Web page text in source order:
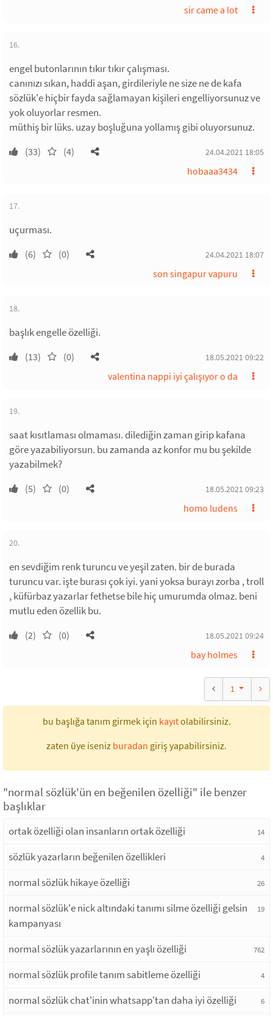
sir came a lot
16.
engel butonlarının tıkır tıkır çalışması.
canınızı sıkan, haddi aşan, girdileriyle ne size ne de kafa
sözlük'e hiçbir fayda sağlamayan kişileri engelliyorsunuz ve
yok oluyorlar resmen.
müthiş bir lüks. uzay boşluğuna yollamış gibi oluyorsunuz.
(33) (4) 24.04.2021 18:05
hobaaa3434
17.
uçurması.
(6) (0) 24.04.2021 18:07
son singapur vapuru
18.
başlık engelle özelliği.
(13) (0) 18.05.2021 09:22
valentina nappi iyi çalışıyor o da
19.
saat kısıtlaması olmaması. dilediğin zaman girip kafana
göre yazabiliyorsun. bu zamanda az konfor mu bu şekilde
yazabilmek?
(5) (0) 18.05.2021 09:23
homo ludens
20.
en sevdiğim renk turuncu ve yeşil zaten. bir de burada
turuncu var. işte burası çok iyi. yani yoksa burayı zorba , troll
, küfürbaz yazarlar fethetse bile hiç umurumda olmaz. beni
mutlu eden özellik bu.
(2) (0) 18.05.2021 09:24
bay holmes
1
bu başlığa tanım girmek için kayıtolabilirsiniz.
zaten üye iseniz buradan giriş yapabilirsiniz.
"normal sözlük'ün en beğenilen özelliği" ile benzer
başlıklar
ortak özelliği olan insanların ortak özelliği 14
sözlük yazarların beğenilen özellikleri 4
normal sözlük hikaye özelliği 26
normal sözlük'e nick altındaki tanımı silme özelliği gelsin
kampanyası
19
normal sözlük yazarlarının en yaşlı özelliği 762
normal sözlük profile tanım sabitleme özelliği 4
normal sözlük chat'inin whatsapp'tan daha iyi özelliği 6